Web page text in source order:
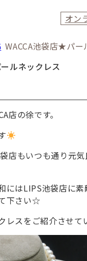
オン
WACCA池袋店★パー
ルネックレス
店の徐です。
店もいつも通り元
にはLIPS池袋店に
下さい☆
レスをご紹介させて